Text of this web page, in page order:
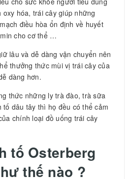
hóa, trái cây giúp những
điều hòa ổn định về huyết
cho cơ thể …
lâu và dễ dàng vận chuyển nên
thưởng thức mùi vị trái cây của
dàng hơn.
thức những ly trà đào, trà sữa
tố dâu tây thì họ đều có thể cảm
chính loại đồ uống trái cây
tố Osterberg
thế nào ?